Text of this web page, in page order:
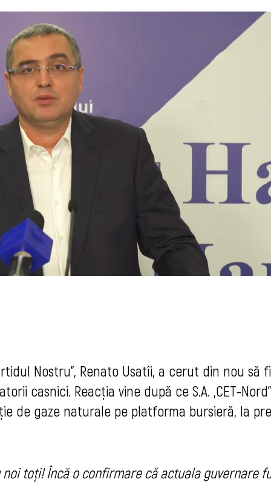
Nostru”, Renato Usatîi, a cerut din nou să
casnici. Reacția vine după ce S.A. „CET-
de gaze naturale pe platforma bursieră, la
noi toți! Încă o confirmare că actuala guvernare